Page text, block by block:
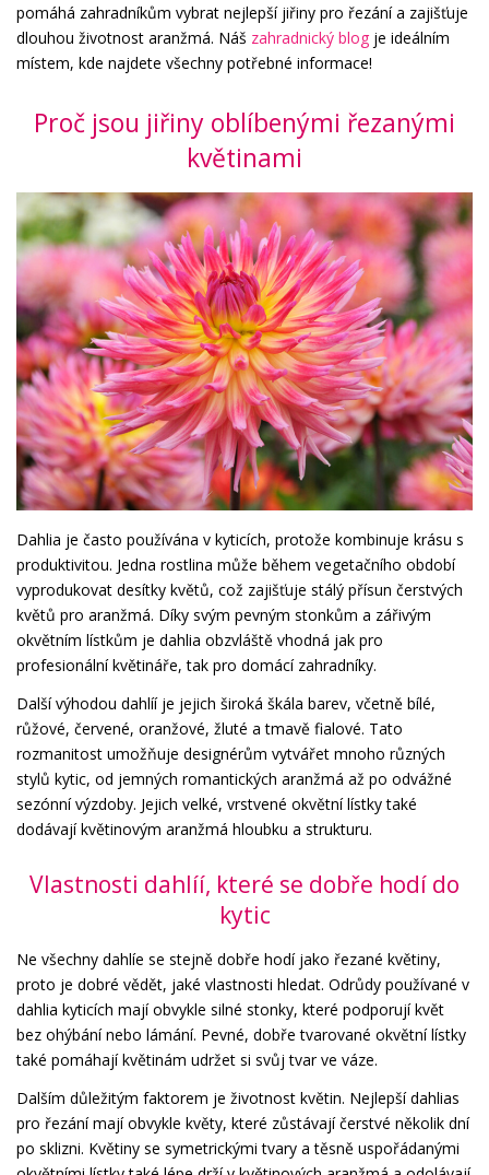
pomáhá zahradníkům vybrat nejlepší jiřiny pro řezání a zajišťuje
dlouhou životnost aranžmá. Náš zahradnický blog je ideálním
místem, kde najdete všechny potřebné informace!
Proč jsou jiřiny oblíbenými řezanými
květinami
Dahlia je často používána v kyticích, protože kombinuje krásu s
produktivitou. Jedna rostlina může během vegetačního období
vyprodukovat desítky květů, což zajišťuje stálý přísun čerstvých
květů pro aranžmá. Díky svým pevným stonkům a zářivým
okvětním lístkům je dahlia obzvláště vhodná jak pro
profesionální květináře, tak pro domácí zahradníky.
Další výhodou dahlíí je jejich široká škála barev, včetně bílé,
růžové, červené, oranžové, žluté a tmavě fialové. Tato
rozmanitost umožňuje designérům vytvářet mnoho různých
stylů kytic, od jemných romantických aranžmá až po odvážné
sezónní výzdoby. Jejich velké, vrstvené okvětní lístky také
dodávají květinovým aranžmá hloubku a strukturu.
Vlastnosti dahlíí, které se dobře hodí do
kytic
Ne všechny dahlíe se stejně dobře hodí jako řezané květiny,
proto je dobré vědět, jaké vlastnosti hledat. Odrůdy používané v
dahlia kyticích mají obvykle silné stonky, které podporují květ
bez ohýbání nebo lámání. Pevné, dobře tvarované okvětní lístky
také pomáhají květinám udržet si svůj tvar ve váze.
Dalším důležitým faktorem je životnost květin. Nejlepší dahlias
pro řezání mají obvykle květy, které zůstávají čerstvé několik dní
po sklizni. Květiny se symetrickými tvary a těsně uspořádanými